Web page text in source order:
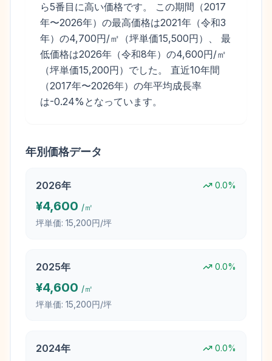
ら5番目に高い価格です。 この期間（2017
年〜2026年）の最高価格は2021年（令和3
年）の4,700円/㎡（坪単価15,500円）、 最
低価格は2026年（令和8年）の4,600円/㎡
（坪単価15,200円）でした。 直近10年間
（2017年〜2026年）の年平均成長率
は-0.24%となっています。
年別価格データ
2026年 0.0%
¥4,600 /㎡
坪単価: 15,200円/坪
2025年 0.0%
¥4,600 /㎡
坪単価: 15,200円/坪
2024年 0.0%